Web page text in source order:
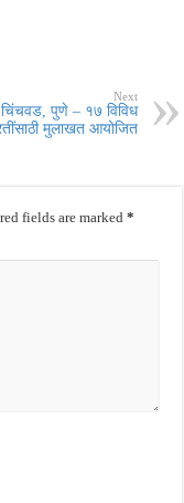
Next
पुणे – १७ विविध
मुलाखत आयोजित
fields are marked*